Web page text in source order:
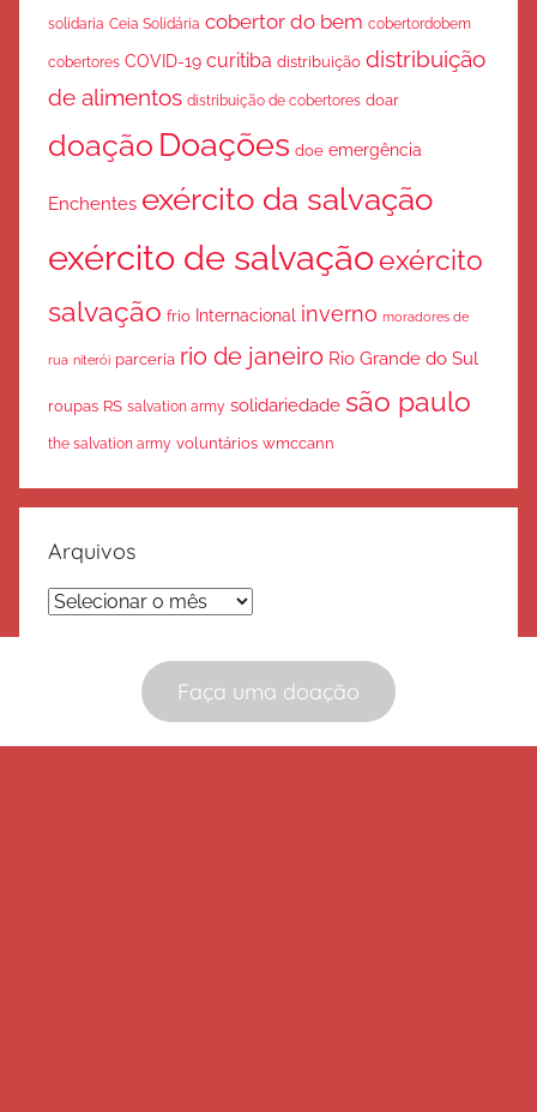
Faça uma doação
solidaria Ceia Solidária cobertor do bem cobertordobem
cobertores COVID-19 curitiba distribuição distribuição
de alimentos distribuição de cobertores doar
doação Doações doe emergência
Enchentes exército da salvação
exército de salvaçãoexército
salvação frio Internacional inverno moradores de
rua niterói parceria rio de janeiro Rio Grande do Sul
roupas RS salvation army solidariedade são paulo
the salvation army voluntários wmccann
Arquivos
Arquivos